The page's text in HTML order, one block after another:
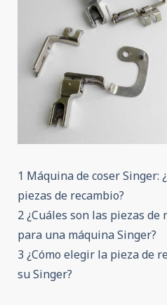
1 Máquina de coser Singer:
piezas de recambio?
2 ¿Cuáles son las piezas de
para una máquina Singer?
3 ¿Cómo elegir la pieza de
su Singer?